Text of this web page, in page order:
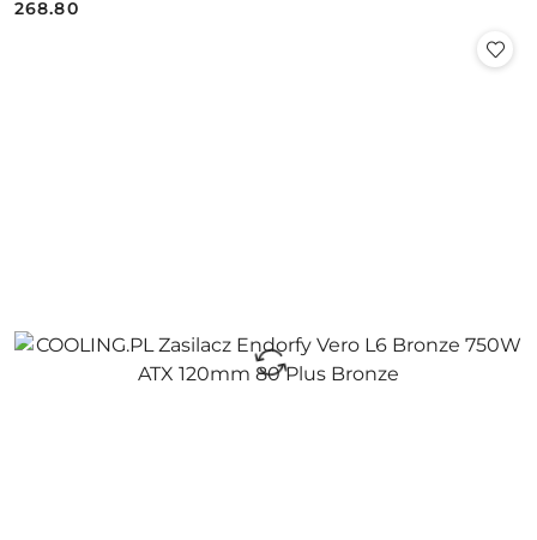
Cena:
268.80